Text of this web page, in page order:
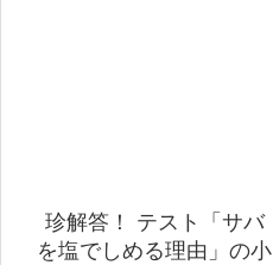
珍解答！ テスト「サバ
を塩でしめる理由」の小